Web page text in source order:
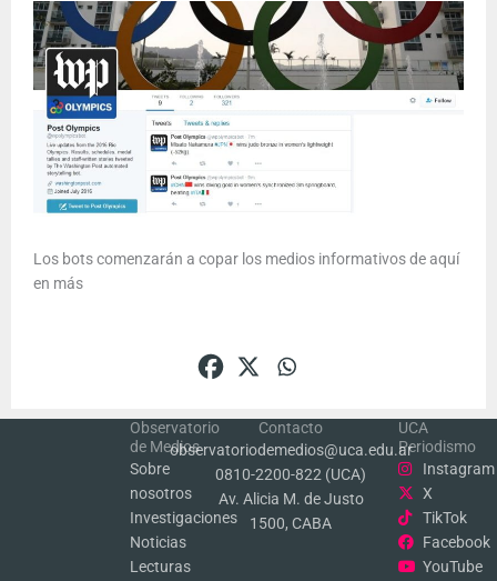
Los bots comenzarán a copar los medios informativos de aquí
en más
Observatorio
de Medios
Sobre
nosotros
Investigaciones
Noticias
Lecturas
Contacto
observatoriodemedios@uca.edu.ar
0810-2200-822 (UCA)
Av. Alicia M. de Justo
1500, CABA
UCA
Periodismo
Instagram
X
TikTok
Facebook
YouTube